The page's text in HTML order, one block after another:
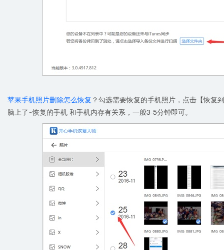
苹果手机照片删除怎么恢复 ？勾选需要恢复的手机照片，点击【恢复
脑上了~恢复的手机 和手机内存有关系，一般3-5分钟即可。